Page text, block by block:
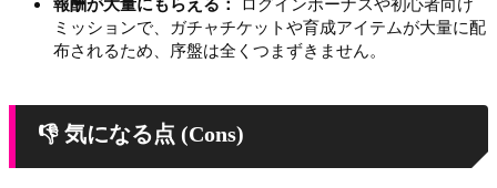
ミッションで、ガチャチケットや育成アイテムが大量に配
布されるため、序盤は全くつまずきません。
👎 気になる点 (Cons)